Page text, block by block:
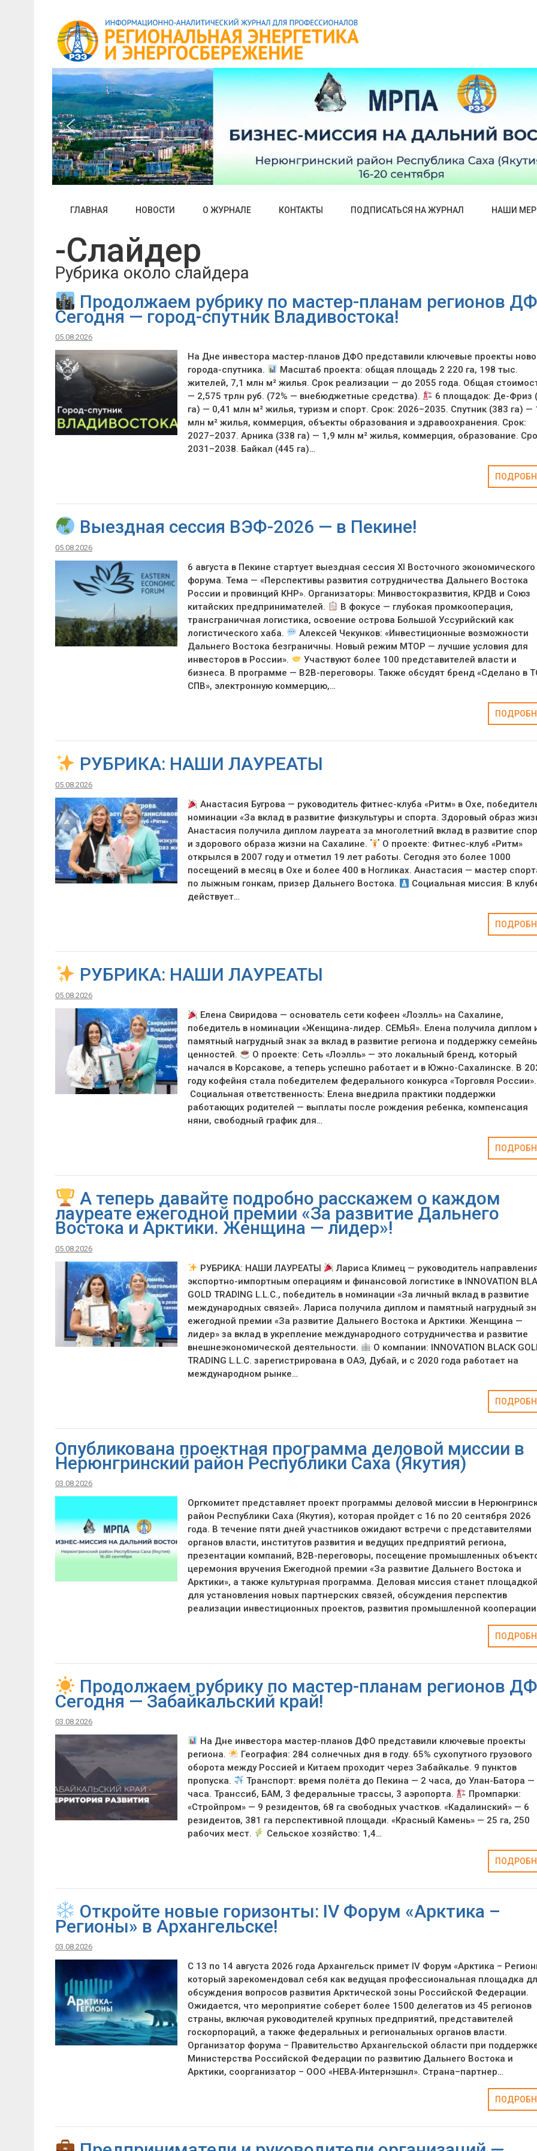
ГЛАВНАЯ НОВОСТИ О ЖУРНАЛЕ КОНТАКТЫ ПОДПИСАТЬСЯ НА ЖУРНАЛ НАШИ
-Слайдер
Рубрика около слайдера
Продолжаем рубрику по мастер-планам регионов
Сегодня — город-спутник Владивостока!
05.08.2026
На Дне инвестора мастер-планов ДФО представили ключевые проекты
города-спутника.
Масштаб проекта: общая площадь 2 220 га, 198 тыс.
жителей, 7,1 млн м² жилья. Срок реализации — до 2055 года. Общая
— 2,575 трлн руб. (72% — внебюджетные средства).
6 площадок: Де-Фриз
га) — 0,41 млн м² жилья, туризм и спорт. Срок: 2026–2035. Спутник (383 га) —
млн м² жилья, коммерция, объекты образования и здравоохранения. Срок:
2027–2037. Арника (338 га) — 1,9 млн м² жилья, коммерция, образование.
2031–2038. Байкал (445 га)…
Выездная сессия ВЭФ-2026 — в Пекине!
05.08.2026
6 августа в Пекине стартует выездная сессия XI Восточного экономического
форума. Тема — «Перспективы развития сотрудничества Дальнего Востока
России и провинций КНР». Организаторы: Минвостокразвития, КРДВ и Союз
китайских предпринимателей.
В фокусе — глубокая промкооперация,
трансграничная логистика, освоение острова Большой Уссурийский как
логистического хаба.
Алексей Чекунков: «Инвестиционные возможности
Дальнего Востока безграничны. Новый режим МТОР — лучшие условия для
инвесторов в России».
Участвуют более 100 представителей власти и
бизнеса. В программе — B2B-переговоры. Также обсудят бренд «Сделано в
СПВ», электронную коммерцию,…
РУБРИКА: НАШИ ЛАУРЕАТЫ
05.08.2026
Анастасия Бугрова — руководитель фитнес-клуба «Ритм» в Охе,
номинации «За вклад в развитие физкультуры и спорта. Здоровый образ
Анастасия получила диплом лауреата за многолетний вклад в развитие
и здорового образа жизни на Сахалине.
О проекте: Фитнес-клуб «Ритм»
открылся в 2007 году и отметил 19 лет работы. Сегодня это более 1000
посещений в месяц в Охе и более 400 в Ногликах. Анастасия — мастер
по лыжным гонкам, призер Дальнего Востока.
Социальная миссия: В
действует…
РУБРИКА: НАШИ ЛАУРЕАТЫ
05.08.2026
Елена Свиридова — основатель сети кофеен «Лоэлль» на Сахалине,
победитель в номинации «Женщина-лидер. СЕМЬЯ». Елена получила диплом
памятный нагрудный знак за вклад в развитие региона и поддержку
ценностей.
О проекте: Сеть «Лоэлль» — это локальный бренд, который
начался в Корсакове, а теперь успешно работает и в Южно-Сахалинске. В
году кофейня стала победителем федерального конкурса «Торговля России».
Социальная ответственность: Елена внедрила практики поддержки
работающих родителей — выплаты после рождения ребенка, компенсация
няни, свободный график для…
А теперь давайте подробно расскажем о каждом
лауреате ежегодной премии «За развитие Дальнего
Востока и Арктики. Женщина — лидер»!
05.08.2026
РУБРИКА: НАШИ ЛАУРЕАТЫ
Лариса Климец — руководитель
экспортно-импортным операциям и финансовой логистике в INNOVATION
GOLD TRADING L.L.C., победитель в номинации «За личный вклад в развитие
международных связей». Лариса получила диплом и памятный нагрудный
ежегодной премии «За развитие Дальнего Востока и Арктики. Женщина —
лидер» за вклад в укрепление международного сотрудничества и развитие
внешнеэкономической деятельности.
О компании: INNOVATION BLACK
TRADING L.L.C. зарегистрирована в ОАЭ, Дубай, и с 2020 года работает на
международном рынке…
Опубликована проектная программа деловой миссии в
Нерюнгринский район Республики Саха (Якутия)
03.08.2026
Оргкомитет представляет проект программы деловой миссии в
район Республики Саха (Якутия), которая пройдет с 16 по 20 сентября 2026
года. В течение пяти дней участников ожидают встречи с представителями
органов власти, институтов развития и ведущих предприятий региона,
презентации компаний, B2B-переговоры, посещение промышленных
церемония вручения Ежегодной премии «За развитие Дальнего Востока и
Арктики», а также культурная программа. Деловая миссия станет площадкой
для установления новых партнерских связей, обсуждения перспектив
реализации инвестиционных проектов, развития промышленной
Продолжаем рубрику по мастер-планам регионов
Сегодня — Забайкальский край!
03.08.2026
На Дне инвестора мастер-планов ДФО представили ключевые проекты
региона.
География: 284 солнечных дня в году. 65% сухопутного грузового
оборота между Россией и Китаем проходит через Забайкалье. 9 пунктов
пропуска.
Транспорт: время полёта до Пекина — 2 часа, до Улан-Батора —
часа. Транссиб, БАМ, 3 федеральные трассы, 3 аэропорта.
Промпарки:
«Стройпром» — 9 резидентов, 68 га свободных участков. «Кадалинский» — 6
резидентов, 381 га перспективной площади. «Красный Камень» — 25 га, 250
рабочих мест.
Сельское хозяйство: 1,4…
Откройте новые горизонты: IV Форум «Арктика –
Регионы» в Архангельске!
03.08.2026
С 13 по 14 августа 2026 года Архангельск примет IV Форум «Арктика –
который зарекомендовал себя как ведущая профессиональная площадка
обсуждения вопросов развития Арктической зоны Российской Федерации.
Ожидается, что мероприятие соберет более 1500 делегатов из 45 регионов
страны, включая руководителей крупных предприятий, представителей
госкорпораций, а также федеральных и региональных органов власти.
Организатор форума – Правительство Архангельской области при
Министерства Российской Федерации по развитию Дальнего Востока и
Арктики, соорганизатор – ООО «НЕВА‑Интернэшнл». Страна–партнер…